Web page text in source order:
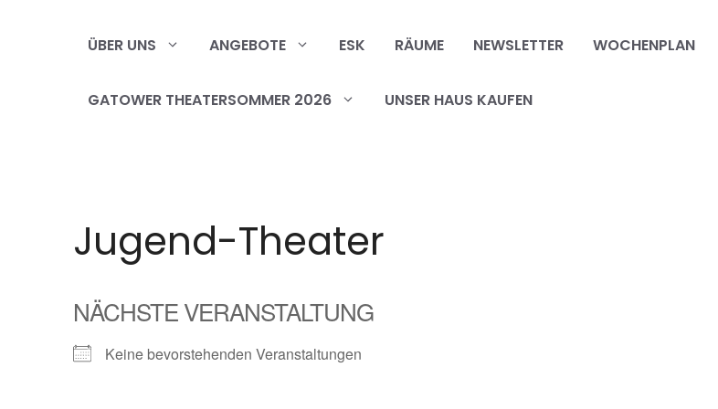
ÜBER UNS ANGEBOTE ESK RÄUME NEWSLETTER WOCHENPLAN
GATOWER THEATERSOMMER 2026 UNSER HAUS KAUFEN
Jugend-Theater
NÄCHSTE VERANSTALTUNG
Keine bevorstehenden Veranstaltungen